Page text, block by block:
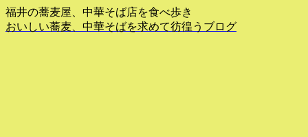
福井の蕎麦屋、中華そば店を食べ歩き
おいしい蕎麦、中華そばを求めて彷徨うブログ